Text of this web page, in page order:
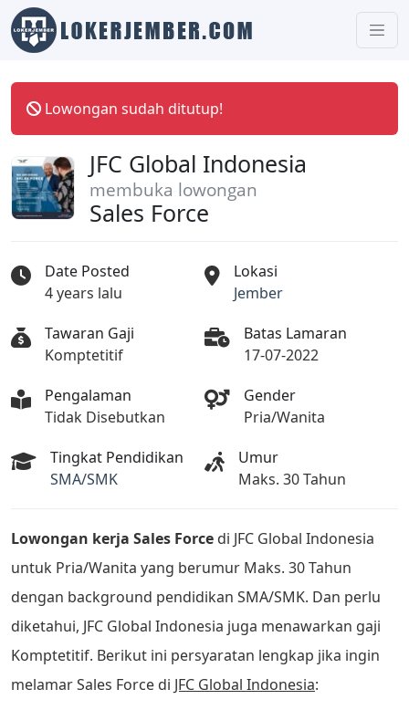
Lowongan sudah ditutup!
JFC Global Indonesia
membuka lowongan
Sales Force
Date Posted
4 years lalu
Lokasi
Jember
Tawaran Gaji
Komptetitif
Batas Lamaran
17-07-2022
Pengalaman
Tidak Disebutkan
Gender
Pria/Wanita
Tingkat Pendidikan
SMA/SMK
Umur
Maks. 30 Tahun
Lowongan kerja Sales Force di JFC Global Indonesia
untuk Pria/Wanita yang berumur Maks. 30 Tahun
dengan background pendidikan SMA/SMK. Dan perlu
diketahui, JFC Global Indonesia juga menawarkan gaji
Komptetitif. Berikut ini persyaratan lengkap jika ingin
melamar Sales Force di JFC Global Indonesia: